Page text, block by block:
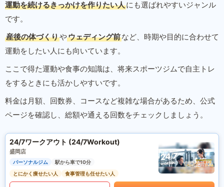
運動を続けるきっかけを作りたい人にも選ばれやすいジャンル
です。
産後の体づくりやウェディング前など、時期や目的に合わせて
運動をしたい人にも向いています。
ここで得た運動や食事の知識は、将来スポーツジムで自主トレ
をするときにも活かしやすいです。
料金は月額、回数券、コースなど複雑な場合があるため、公式
ページを確認し、総額や通える回数をチェックしましょう。
24/7ワークアウト (24/7Workout)
盛岡店
パーソナルジム
駅から車で10分
とにかく痩せたい人
食事管理も任せたい人